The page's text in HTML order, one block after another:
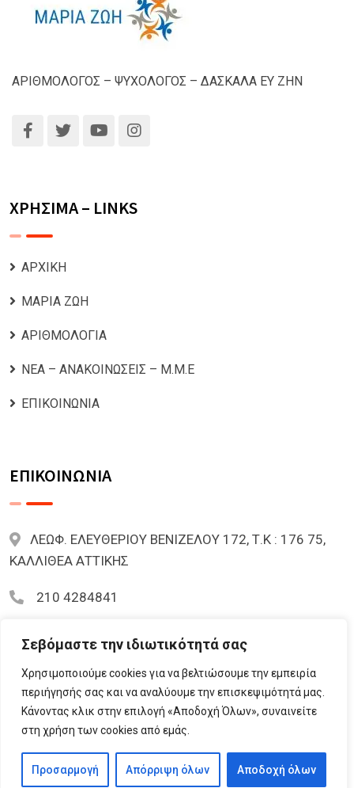
Σεβόμαστε την ιδιωτικότητά σας
Χρησιμοποιούμε cookies για να βελτιώσουμε την εμπειρία
περιήγησής σας και να αναλύουμε την επισκεψιμότητά μας.
Κάνοντας κλικ στην επιλογή «Αποδοχή Όλων», συναινείτε
στη χρήση των cookies από εμάς.
Προσαρμογή Απόρριψη όλων Αποδοχή όλων
ΑΡΙΘΜΟΛΟΓΟΣ – ΨΥΧΟΛΟΓΟΣ – ΔΑΣΚΑΛΑ ΕΥ ΖΗΝ
ΧΡΗΣΙΜΑ – LINKS
ΑΡΧΙΚΗ
ΜΑΡΙΑ ΖΩΗ
ΑΡΙΘΜΟΛΟΓΙΑ
ΝΕΑ – ΑΝΑΚΟΙΝΩΣΕΙΣ – Μ.Μ.Ε
ΕΠΙΚΟΙΝΩΝΙΑ
ΕΠΙΚΟΙΝΩΝΙΑ
ΛΕΩΦ. ΕΛΕΥΘΕΡΙΟΥ ΒΕΝΙΖΕΛΟΥ 172, Τ.Κ : 176 75,
ΚΑΛΛΙΘΕΑ ΑΤΤΙΚΗΣ
210 4284841
mariazoi.powernumbers@gmail.com
© 2023 Lifementor.gr All Rights Reserved By
Lifementor.gr